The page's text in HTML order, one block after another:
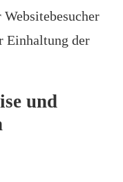
Websitebesucher
Einhaltung der
und